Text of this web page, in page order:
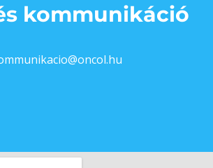
kommunikáció